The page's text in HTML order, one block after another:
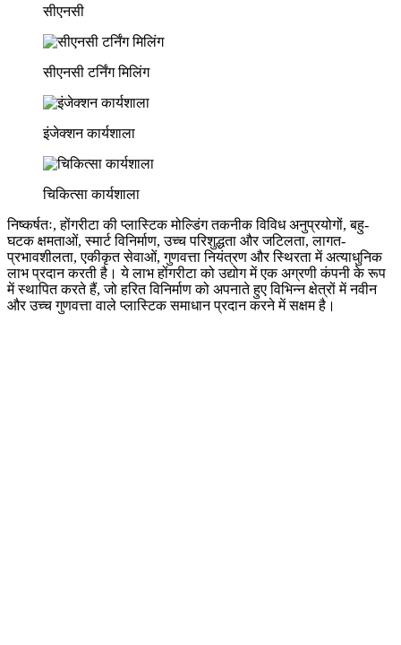
सीएनसी
सीएनसी टर्निंग मिलिंग
इंजेक्शन कार्यशाला
चिकित्सा कार्यशाला
निष्कर्षतः, होंगरीटा की प्लास्टिक मोल्डिंग तकनीक विविध अनुप्रयोगों, बहु-
घटक क्षमताओं, स्मार्ट विनिर्माण, उच्च परिशुद्धता और जटिलता, लागत-
प्रभावशीलता, एकीकृत सेवाओं, गुणवत्ता नियंत्रण और स्थिरता में अत्याधुनिक
लाभ प्रदान करती है। ये लाभ होंगरीटा को उद्योग में एक अग्रणी कंपनी के रूप
में स्थापित करते हैं, जो हरित विनिर्माण को अपनाते हुए विभिन्न क्षेत्रों में नवीन
और उच्च गुणवत्ता वाले प्लास्टिक समाधान प्रदान करने में सक्षम है।